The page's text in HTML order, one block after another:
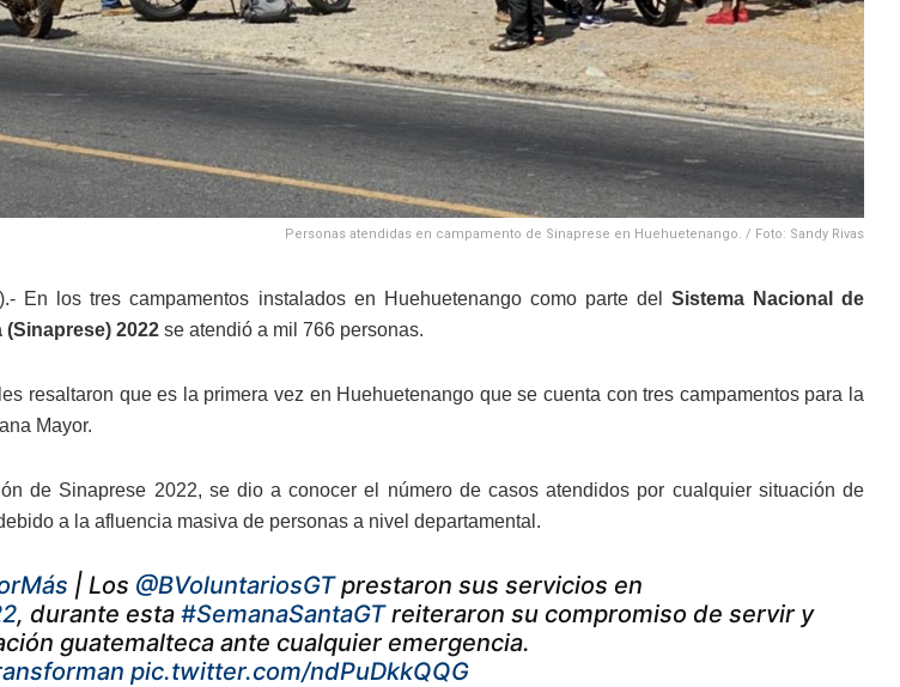
Personas atendidas en campamento de Sinaprese en Huehuetenango. / Foto: Sandy Rivas
En los tres campamentos instalados en Huehuetenango como parte del Sistema Nacional de
(Sinaprese) 2022 se atendió a mil 766 personas.
resaltaron que es la primera vez en Huehuetenango que se cuenta con tres campamentos para la
Mayor.
de Sinaprese 2022, se dio a conocer el número de casos atendidos por cualquier situación de
a la afluencia masiva de personas a nivel departamental.
| Los @BVoluntariosGTprestaron sus servicios en
, durante esta #SemanaSantaGTreiteraron su compromiso de servir y
guatemalteca ante cualquier emergencia.
pic.twitter.com/ndPuDkkQQG